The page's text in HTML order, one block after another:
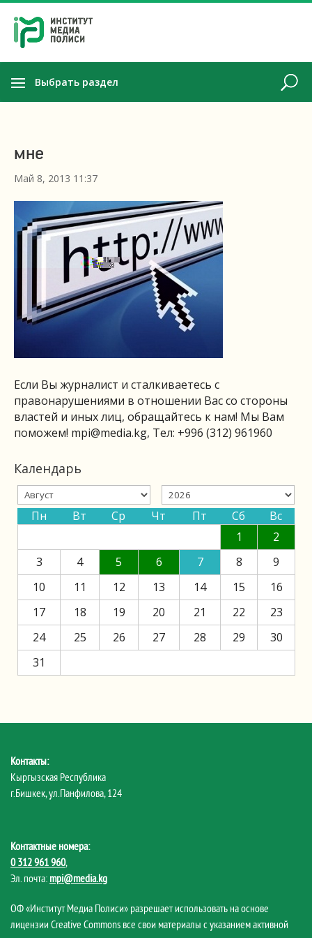
Выбрать раздел
мне
Май 8, 2013 11:37
Если Вы журналист и сталкиваетесь с
правонарушениями в отношении Вас со стороны
властей и иных лиц, обращайтесь к нам! Мы Вам
поможем! mpi@media.kg, Тел: +996 (312) 961960
Календарь
Пн Вт Ср Чт Пт Сб
Вс
1
2
3
4 5 6 7 8
9
10
11 12 13 14 15
16
17
18 19 20 21 22
23
24
25 26 27 28 29
30
31
Контакты:
Кыргызская Республика
г.Бишкек, ул.Панфилова, 124
Контактные номера:
0 312 961 960,
Эл. почта: mpi@media.kg
ОФ «Институт Медиа Полиси» разрешает использовать на основе
лицензии Creative Commons все свои материалы с указанием активной